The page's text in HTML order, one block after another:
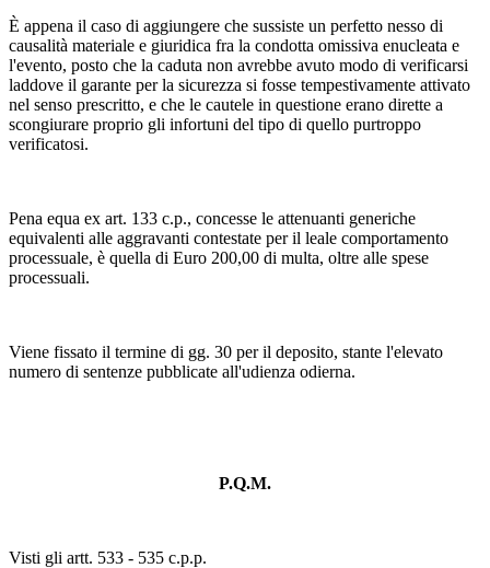
È appena il caso di aggiungere che sussiste un perfetto nesso di
causalità materiale e giuridica fra la condotta omissiva enucleata e
l'evento, posto che la caduta non avrebbe avuto modo di verificarsi
laddove il garante per la sicurezza si fosse tempestivamente attivato
nel senso prescritto, e che le cautele in questione erano dirette a
scongiurare proprio gli infortuni del tipo di quello purtroppo
verificatosi.
Pena equa ex art. 133 c.p., concesse le attenuanti generiche
equivalenti alle aggravanti contestate per il leale comportamento
processuale, è quella di Euro 200,00 di multa, oltre alle spese
processuali.
Viene fissato il termine di gg. 30 per il deposito, stante l'elevato
numero di sentenze pubblicate all'udienza odierna.
P.Q.M.
Visti gli artt. 533 - 535 c.p.p.